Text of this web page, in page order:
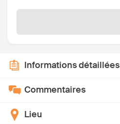
Informations détaillées
Commentaires
Lieu